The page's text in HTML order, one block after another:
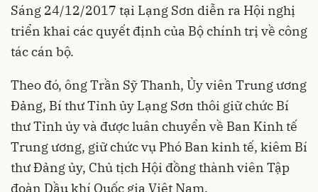
Sáng 24/12/2017 tại Lạng Sơn diễn ra Hội nghị
triển khai các quyết định của Bộ chính trị về công
tác cán bộ.
Theo đó, ông Trần Sỹ Thanh, Ủy viên Trung ương
Đảng, Bí thư Tỉnh ủy Lạng Sơn thôi giữ chức Bí
thư Tỉnh ủy và được luân chuyển về Ban Kinh tế
Trung ương, giữ chức vụ Phó Ban kinh tế, kiêm Bí
thư Đảng ủy, Chủ tịch Hội đồng thành viên Tập
đoàn Dầu khí Quốc gia Việt Nam.